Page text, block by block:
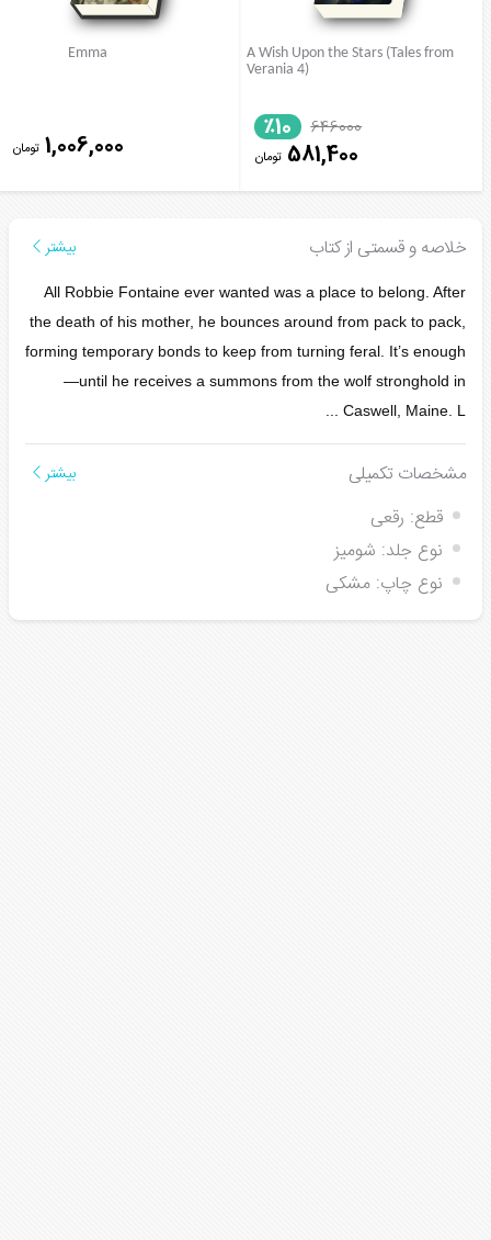
A Wish Upon the Stars (Tales from
Verania 4)
646000
٪10
581,400 تومان
Emma
1,006,000 تومان
خلاصه و قسمتی از کتاب بیشتر
All Robbie Fontaine ever wanted was a place to belong. After
the death of his mother, he bounces around from pack to pack,
forming temporary bonds to keep from turning feral. It’s enough
—until he receives a summons from the wolf stronghold in
Caswell, Maine. L
...
مشخصات تکمیلی بیشتر
قطع: رقعی
نوع جلد: شومیز
نوع چاپ: مشکی